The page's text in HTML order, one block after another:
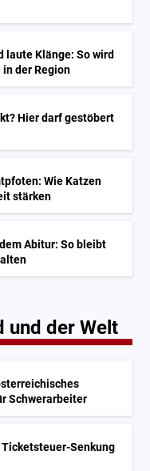
laute Klänge: So wird
in der Region
Hier darf gestöbert
Wie Katzen
stärken
Abitur: So bleibt
und der Welt
Schwerarbeiter
Senkung